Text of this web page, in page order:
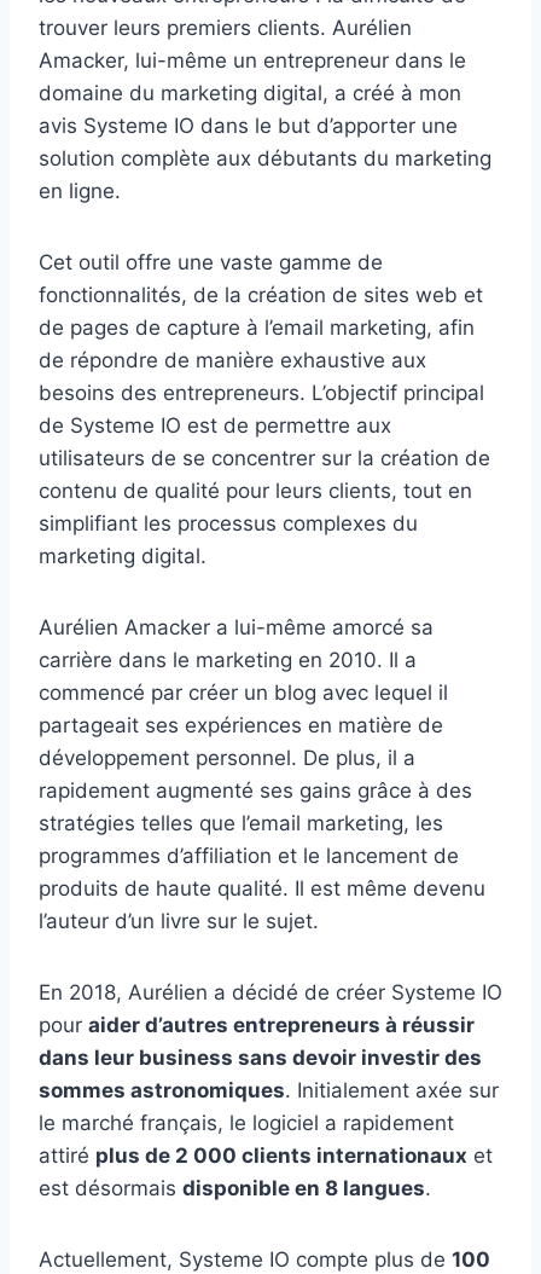
trouver leurs premiers clients. Aurélien
Amacker, lui-même un entrepreneur dans le
domaine du marketing digital, a créé à mon
avis Systeme IO dans le but d’apporter une
solution complète aux débutants du marketing
en ligne.
Cet outil offre une vaste gamme de
fonctionnalités, de la création de sites web et
de pages de capture à l’email marketing, afin
de répondre de manière exhaustive aux
besoins des entrepreneurs. L’objectif principal
de Systeme IO est de permettre aux
utilisateurs de se concentrer sur la création de
contenu de qualité pour leurs clients, tout en
simplifiant les processus complexes du
marketing digital.
Aurélien Amacker a lui-même amorcé sa
carrière dans le marketing en 2010. Il a
commencé par créer un blog avec lequel il
partageait ses expériences en matière de
développement personnel. De plus, il a
rapidement augmenté ses gains grâce à des
stratégies telles que l’email marketing, les
programmes d’affiliation et le lancement de
produits de haute qualité. Il est même devenu
l’auteur d’un livre sur le sujet.
En 2018, Aurélien a décidé de créer Systeme IO
pour aider d’autres entrepreneurs à réussir
dans leur business sans devoir investir des
sommes astronomiques. Initialement axée sur
le marché français, le logiciel a rapidement
attiré plus de 2 000 clients internationaux et
est désormais disponible en 8 langues.
Actuellement, Systeme IO compte plus de 100